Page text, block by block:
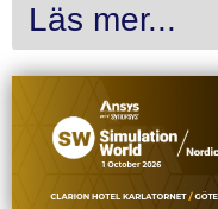
Läs mer...